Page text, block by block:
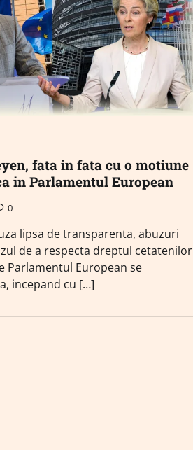
fata in fata cu o motiune
in Parlamentul European
0
lipsa de transparenta, abuzuri
de a respecta dreptul cetatenilor
Parlamentul European se
incepand cu […]